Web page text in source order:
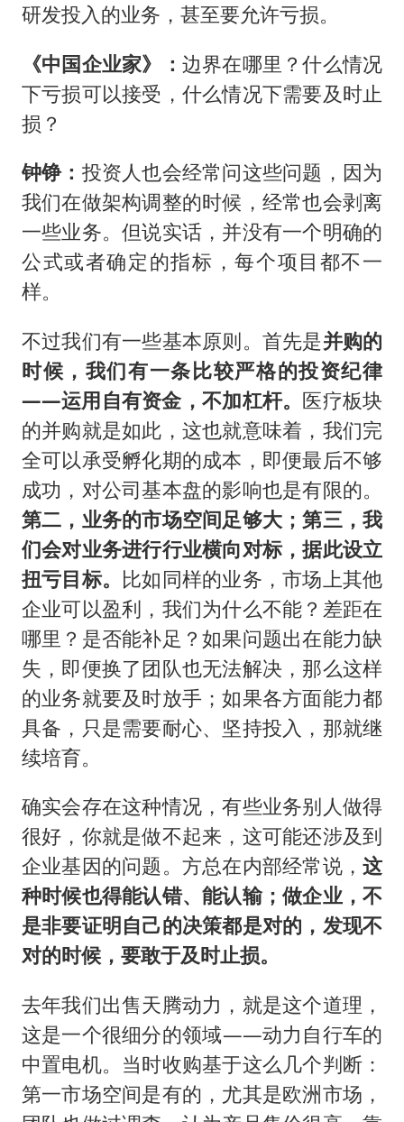
研发投入的业务，甚至要允许亏损。
《中国企业家》： 边界在哪里？什么情况
下亏损可以接受，什么情况下需要及时止
损？
钟铮： 投资人也会经常问这些问题，因为
我们在做架构调整的时候，经常也会剥离
一些业务。但说实话，并没有一个明确的
公式或者确定的指标，每个项目都不一
样。
不过我们有一些基本原则。首先是并购的
时候，我们有一条比较严格的投资纪律
——运用自有资金，不加杠杆。 医疗板块
的并购就是如此，这也就意味着，我们完
全可以承受孵化期的成本，即便最后不够
成功，对公司基本盘的影响也是有限的。
第二，业务的市场空间足够大；第三，我
们会对业务进行行业横向对标，据此设立
扭亏目标。 比如同样的业务，市场上其他
企业可以盈利，我们为什么不能？差距在
哪里？是否能补足？如果问题出在能力缺
失，即便换了团队也无法解决，那么这样
的业务就要及时放手；如果各方面能力都
具备，只是需要耐心、坚持投入，那就继
续培育。
确实会存在这种情况，有些业务别人做得
很好，你就是做不起来，这可能还涉及到
企业基因的问题。方总在内部经常说，这
种时候也得能认错、能认输；做企业，不
是非要证明自己的决策都是对的，发现不
对的时候，要敢于及时止损。
去年我们出售天腾动力，就是这个道理，
这是一个很细分的领域——动力自行车的
中置电机。当时收购基于这么几个判断：
第一市场空间是有的，尤其是欧洲市场，